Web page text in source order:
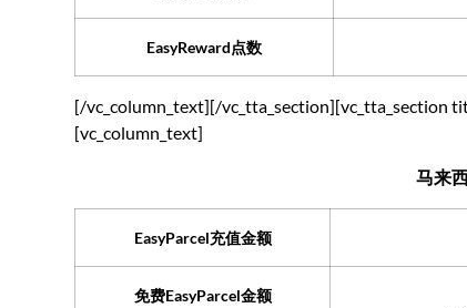
EasyReward点数
[/vc_column_text][/vc_tta_section][vc_tta_section
[vc_column_text]
马来
EasyParcel充值金额
免费EasyParcel金额